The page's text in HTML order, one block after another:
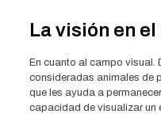
La visión en
En cuanto al campo visual.
consideradas animales de
que les ayuda a
capacidad de visualizar un